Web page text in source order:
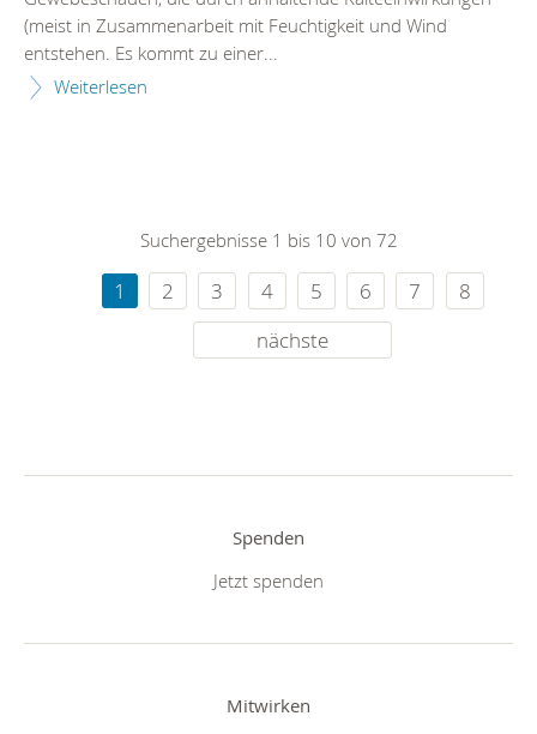
(meist in Zusammenarbeit mit Feuchtigkeit und Wind
entstehen. Es kommt zu einer...
Weiterlesen
Suchergebnisse 1 bis 10 von 72
1 2 3 4 5 6 7
8
nächste
Spenden
Jetzt spenden
Mitwirken